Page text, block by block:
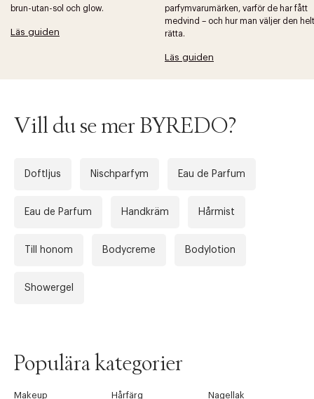
brun-utan-sol och glow.
Läs guiden
parfymvarumärken, varför de har fått
medvind – och hur man väljer den helt
rätta.
Läs guiden
Vill du se mer BYREDO?
Doftljus Nischparfym Eau de Parfum
Eau de Parfum Handkräm Hårmist
Till honom Bodycreme Bodylotion
Showergel
Populära kategorier
Makeup Hårfärg
Nagellak